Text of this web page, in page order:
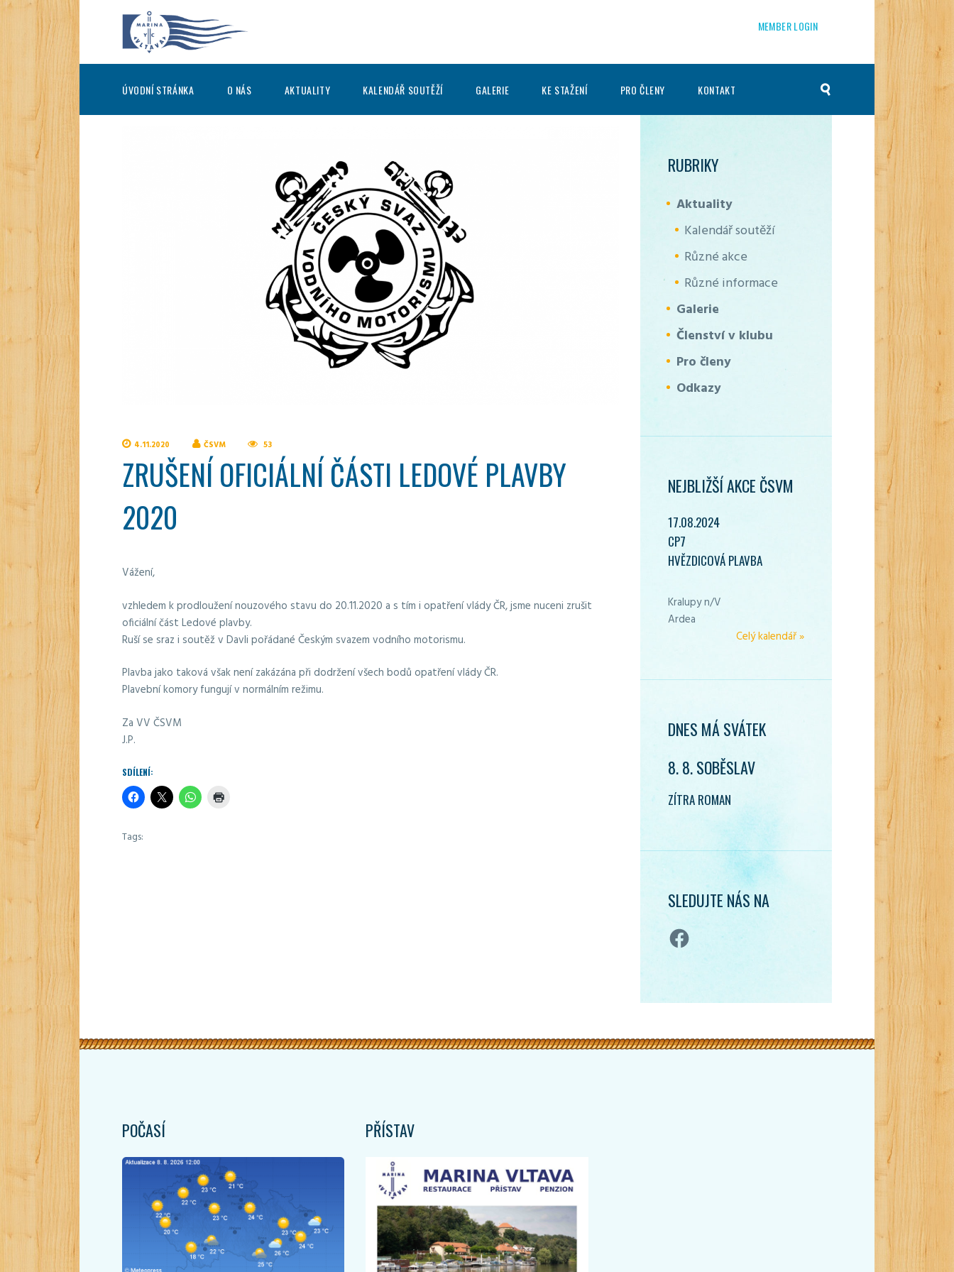
MEMBER LOGIN
ÚVODNÍ STRÁNKA O NÁS AKTUALITY KALENDÁŘ SOUTĚŽÍ GALERIE KE STAŽENÍ PRO ČLENY KONTAKT
4.11.2020 ČSVM 53
ZRUŠENÍ OFICIÁLNÍ ČÁSTI LEDOVÉ PLAVBY
2020
Vážení,
vzhledem k prodloužení nouzového stavu do 20.11.2020 a s tím i opatření vlády ČR, jsme nuceni zrušit
oficiální část Ledové plavby.
Ruší se sraz i soutěž v Davli pořádané Českým svazem vodního motorismu.
Plavba jako taková však není zakázána při dodržení všech bodů opatření vlády ČR.
Plavební komory fungují v normálním režimu.
Za VV ČSVM
J.P.
SDÍLENÍ:
Tags:
RUBRIKY
Aktuality
Kalendář soutěží
Různé akce
Různé informace
Galerie
Členství v klubu
Pro členy
Odkazy
NEJBLIŽŠÍ AKCE ČSVM
17.08.2024
CP7
HVĚZDICOVÁ PLAVBA
Kralupy n/V
Ardea
Celý kalendář »
DNES MÁ SVÁTEK
8. 8. SOBĚSLAV
ZÍTRA ROMAN
SLEDUJTE NÁS NA
Facebook
POČASÍ PŘÍSTAV